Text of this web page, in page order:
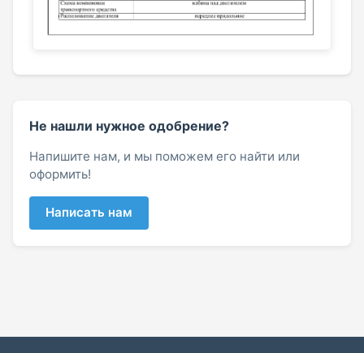
Не нашли нужное одобрение?
Напишите нам, и мы поможем его найти или
оформить!
Написать нам